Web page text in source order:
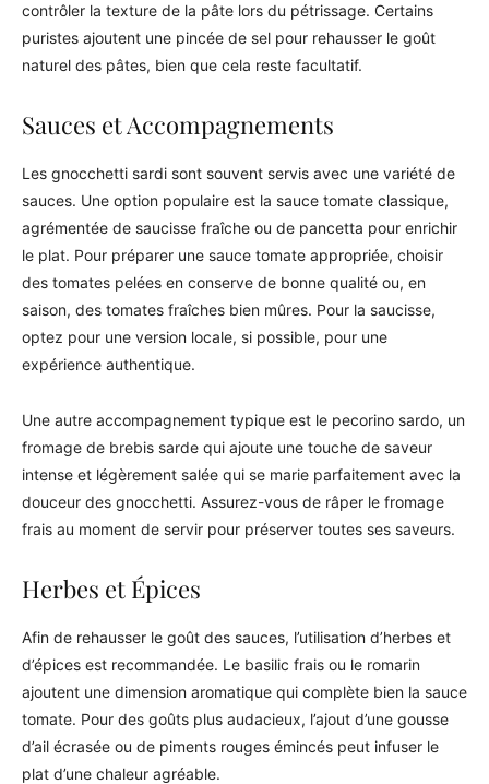
contrôler la texture de la pâte lors du pétrissage. Certains
puristes ajoutent une pincée de sel pour rehausser le goût
naturel des pâtes, bien que cela reste facultatif.
Sauces et Accompagnements
Les gnocchetti sardi sont souvent servis avec une variété de
sauces. Une option populaire est la sauce tomate classique,
agrémentée de saucisse fraîche ou de pancetta pour enrichir
le plat. Pour préparer une sauce tomate appropriée, choisir
des tomates pelées en conserve de bonne qualité ou, en
saison, des tomates fraîches bien mûres. Pour la saucisse,
optez pour une version locale, si possible, pour une
expérience authentique.
Une autre accompagnement typique est le pecorino sardo, un
fromage de brebis sarde qui ajoute une touche de saveur
intense et légèrement salée qui se marie parfaitement avec la
douceur des gnocchetti. Assurez-vous de râper le fromage
frais au moment de servir pour préserver toutes ses saveurs.
Herbes et Épices
Afin de rehausser le goût des sauces, l’utilisation d’herbes et
d’épices est recommandée. Le basilic frais ou le romarin
ajoutent une dimension aromatique qui complète bien la sauce
tomate. Pour des goûts plus audacieux, l’ajout d’une gousse
d’ail écrasée ou de piments rouges émincés peut infuser le
plat d’une chaleur agréable.